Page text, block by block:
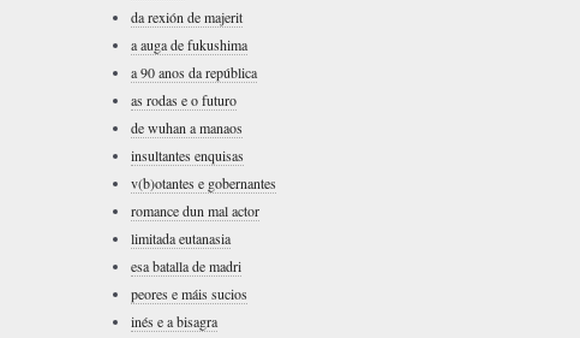
da rexión de majerit
a auga de fukushima
a 90 anos da república
as rodas e o futuro
de wuhan a manaos
insultantes enquisas
v(b)otantes e gobernantes
romance dun mal actor
limitada eutanasia
esa batalla de madri
peores e máis sucios
inés e a bisagra